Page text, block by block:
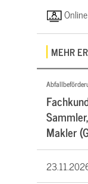
Online
MEHR
Makler